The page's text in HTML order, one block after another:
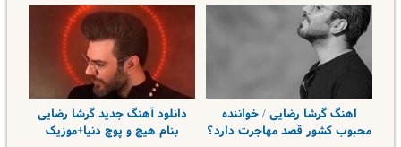
اهنگ گرشا رضایی / خواننده
محبوب کشور قصد مهاجرت دارد؟
دانلود آهنگ جدید گرشا رضایی
بنام هیچ و پوچ دنیا+موزیک